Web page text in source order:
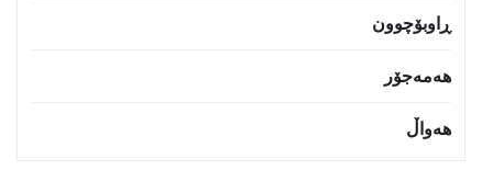
ڕاوبۆچوون
هەمەجۆر
هەواڵ